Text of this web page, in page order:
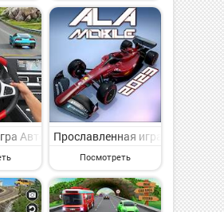
Автомобильная гоночная игра на
Прославленная игра Ala
Посмотреть